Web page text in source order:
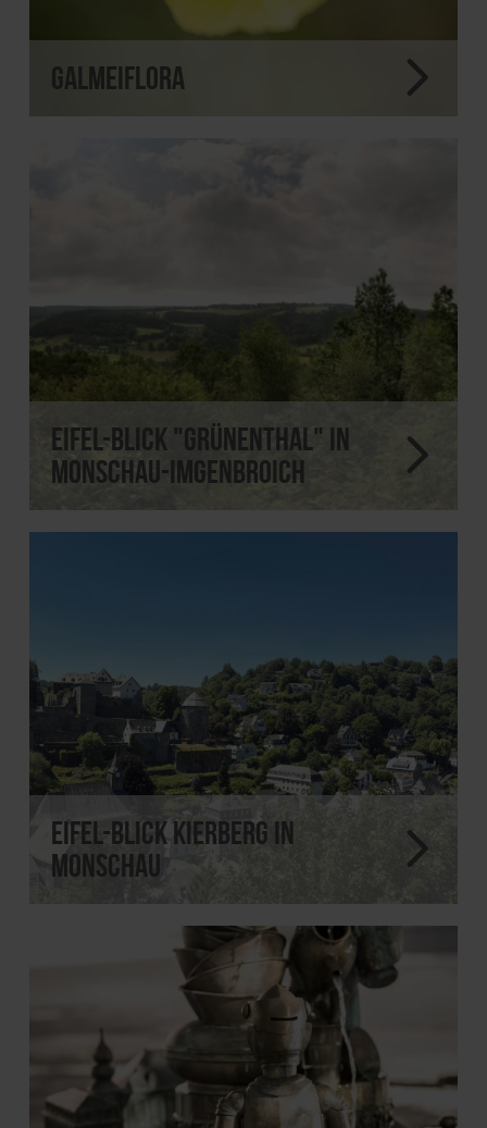
Galmeiflora
Eifel-Blick "Grünenthal" in
Monschau-Imgenbroich
Eifel-Blick Kierberg in
Monschau